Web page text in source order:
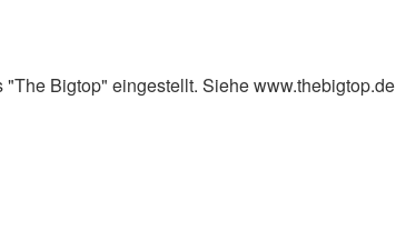
Bigtop" eingestellt. Siehe www.thebigtop.de